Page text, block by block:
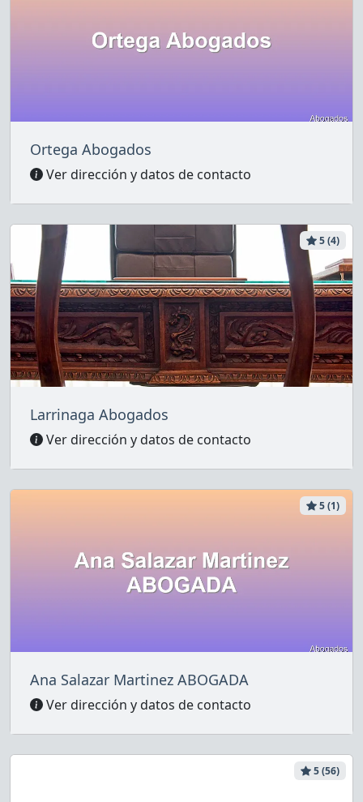
Ortega Abogados
Ver dirección y datos de contacto
5 (4)
Larrinaga Abogados
Ver dirección y datos de contacto
5 (1)
Ana Salazar Martinez ABOGADA
Ver dirección y datos de contacto
5 (56)